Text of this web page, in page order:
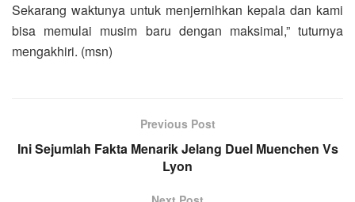
Sekarang waktunya untuk menjernihkan kepala dan kami
bisa memulai musim baru dengan maksimal,” tuturnya
mengakhiri. (msn)
Previous Post
Ini Sejumlah Fakta Menarik Jelang Duel Muenchen Vs
Lyon